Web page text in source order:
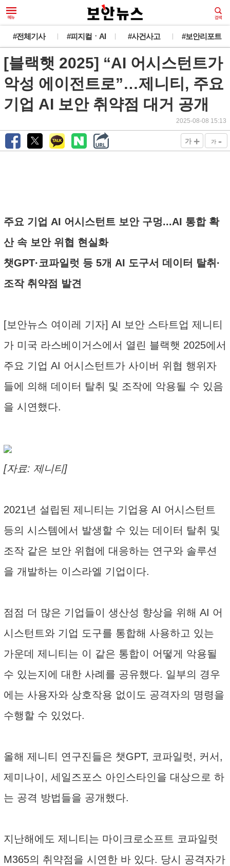
#전체기사 #피지컬ㆍAI #사건사고 #보안리포트
[블랙햇 2025] “AI 어시스턴트가
악성 에이전트로”…제니티, 주요
기업 AI 보안 취약점 대거 공개
2025-08-08 15:13
가 + 가 -
주요 기업 AI 어시스턴트 보안 구멍...AI 통합 확
산 속 보안 위협 현실화
챗GPT·코파일럿 등 5개 AI 도구서 데이터 탈취·
조작 취약점 발견
[보안뉴스 여이레 기자] AI 보안 스타트업 제니티
가 미국 라스베이거스에서 열린 블랙햇 2025에서
주요 기업 AI 어시스턴트가 사이버 위협 행위자
들에 의해 데이터 탈취 및 조작에 악용될 수 있음
을 시연했다.
[자료: 제니티]
2021년 설립된 제니티는 기업용 AI 어시스턴트
등의 시스템에서 발생할 수 있는 데이터 탈취 및
조작 같은 보안 위협에 대응하는 연구와 솔루션
을 개발하는 이스라엘 기업이다.
점점 더 많은 기업들이 생산성 향상을 위해 AI 어
시스턴트와 기업 도구를 통합해 사용하고 있는
가운데 제니티는 이 같은 통합이 어떻게 악용될
수 있는지에 대한 사례를 공유했다. 일부의 경우
에는 사용자와 상호작용 없이도 공격자의 명령을
수행할 수 있었다.
올해 제니티 연구진들은 챗GPT, 코파일럿, 커서,
제미나이, 세일즈포스 아인스타인을 대상으로 하
는 공격 방법들을 공개했다.
지난해에도 제니티는 마이크로소프트 코파일럿
M365의 취약점을 시연한 바 있다. 당시 공격자가